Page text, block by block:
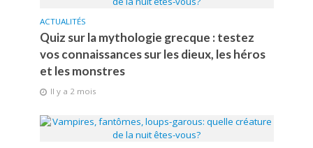
ACTUALITÉS
Quiz sur la mythologie grecque : testez
vos connaissances sur les dieux, les héros
et les monstres
Il y a 2 mois